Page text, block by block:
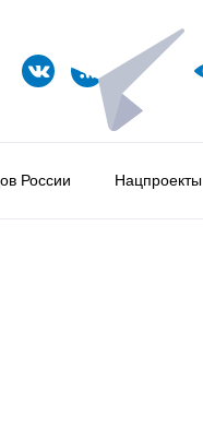
России Нацпроекты